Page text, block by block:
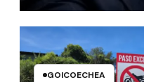
GOICOECHEA